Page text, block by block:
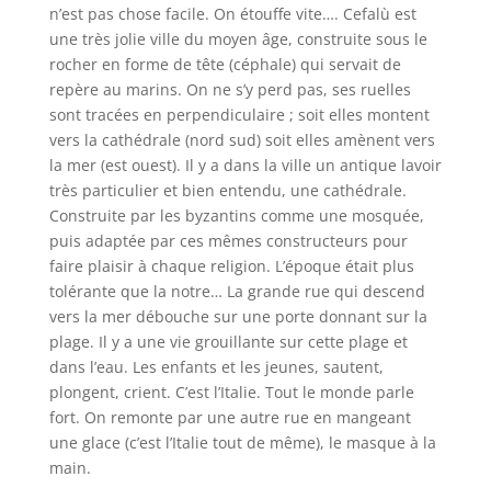
n’est pas chose facile. On étouffe vite…. Cefalù est
une très jolie ville du moyen âge, construite sous le
rocher en forme de tête (céphale) qui servait de
repère au marins. On ne s’y perd pas, ses ruelles
sont tracées en perpendiculaire ; soit elles montent
vers la cathédrale (nord sud) soit elles amènent vers
la mer (est ouest). Il y a dans la ville un antique lavoir
très particulier et bien entendu, une cathédrale.
Construite par les byzantins comme une mosquée,
puis adaptée par ces mêmes constructeurs pour
faire plaisir à chaque religion. L’époque était plus
tolérante que la notre… La grande rue qui descend
vers la mer débouche sur une porte donnant sur la
plage. Il y a une vie grouillante sur cette plage et
dans l’eau. Les enfants et les jeunes, sautent,
plongent, crient. C’est l’Italie. Tout le monde parle
fort. On remonte par une autre rue en mangeant
une glace (c’est l’Italie tout de même), le masque à la
main.